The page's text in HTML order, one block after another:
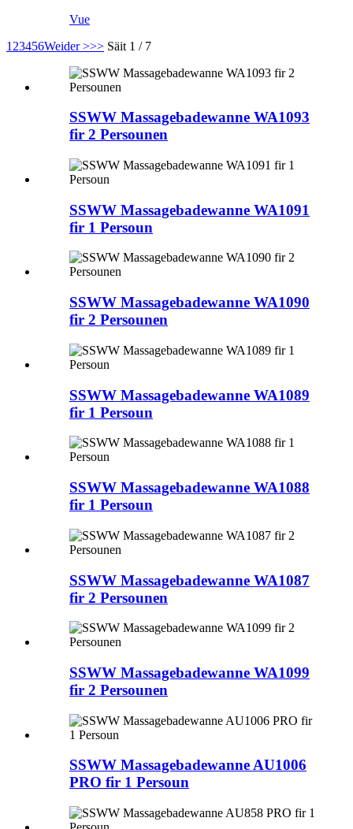
Vue
1 23456Weider >>> Säit 1 / 7
SSWW Massagebadewanne WA1093
fir 2 Persounen
SSWW Massagebadewanne WA1091
fir 1 Persoun
SSWW Massagebadewanne WA1090
fir 2 Persounen
SSWW Massagebadewanne WA1089
fir 1 Persoun
SSWW Massagebadewanne WA1088
fir 1 Persoun
SSWW Massagebadewanne WA1087
fir 2 Persounen
SSWW Massagebadewanne WA1099
fir 2 Persounen
SSWW Massagebadewanne AU1006
PRO fir 1 Persoun